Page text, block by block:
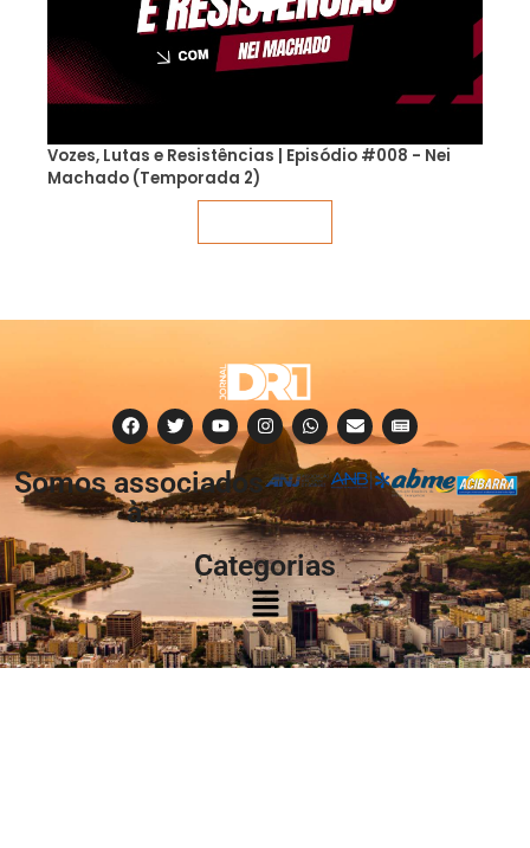
Vozes, Lutas e Resistências | Episódio #008 - Nei
Machado (Temporada 2)
Somos associados
à:
Categorias